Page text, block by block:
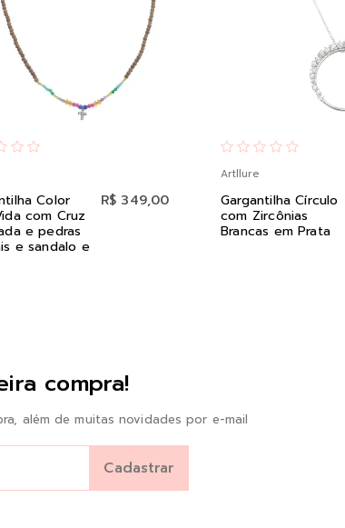
Color
com Cruz
e pedras
e sandalo e
R$ 349,00
Artllure
Gargantilha Círculo
com Zircônias
Brancas em Prata
compra!
além de muitas novidades por e-mail